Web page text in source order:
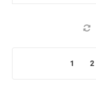
1 2